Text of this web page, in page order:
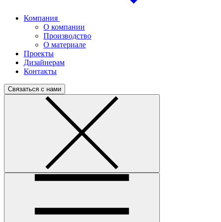
Компания
О компании
Производство
О материале
Проекты
Дизайнерам
Контакты
Связаться с нами